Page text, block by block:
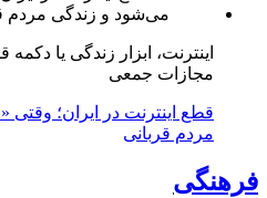
اینترنت، ابزار زندگی یا
مجازات جمعی
قطع اینترنت در ایران؛ وقتی
مردم قربانی
فرهنگی